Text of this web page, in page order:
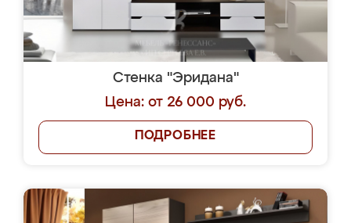
Стенка "Эридана"
Цена: от 26 000 руб.
ПОДРОБНЕЕ